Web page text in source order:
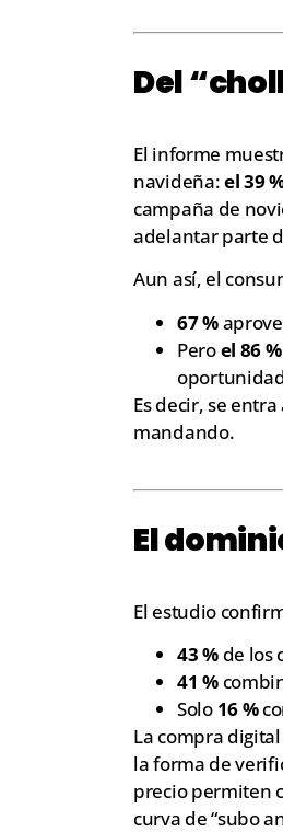
Del
El informe
navideña:el 39
campaña de
adelantar parte
Aun así, el
67 %
Peroel 86
Es decir, se
mandando.
El
El estudio
43 %de los
41 %
Solo 16 %
La compra
la forma de
precio permiten
curva de “subo